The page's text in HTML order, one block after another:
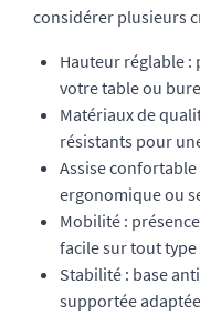
considérer plusieurs
Hauteur réglable
votre table ou
Matériaux de
résistants pour
Assise
ergonomique ou
Mobilité :
facile sur tout type
Stabilité : base
supportée